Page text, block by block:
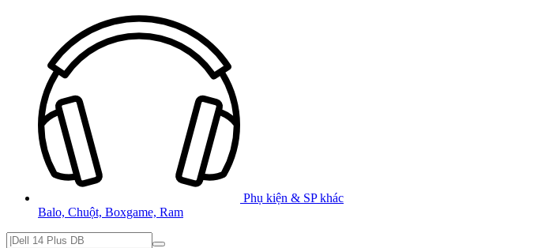
Phụ kiện & SP khác
Balo, Chuột, Boxgame, Ram